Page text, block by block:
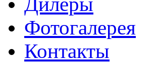
Фотогалерея
Контакты